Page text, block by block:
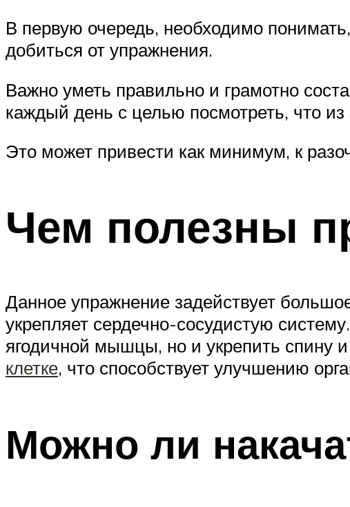
В первую очередь, необходимо
добиться от упражнения.
Важно уметь правильно и грамотно
каждый день с целью посмотреть, что
Это может привести как минимум, к
Чем полезны
Данное упражнение задействует
укрепляет сердечно-сосудистую
ягодичной мышцы, но и укрепить спину
клетке, что способствует улучшению
Можно ли